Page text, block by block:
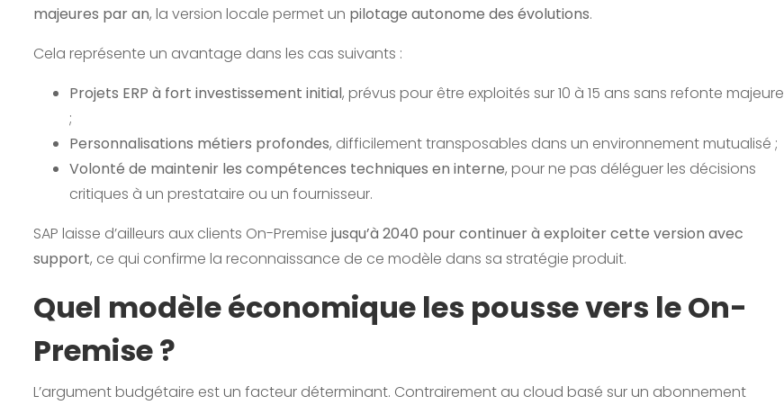
majeures par an, la version locale permet un pilotage autonome des évolutions.
Cela représente un avantage dans les cas suivants :
Projets ERP à fort investissement initial, prévus pour être exploités sur 10 à 15 ans sans refonte majeure
;
Personnalisations métiers profondes, difficilement transposables dans un environnement mutualisé ;
Volonté de maintenir les compétences techniques en interne, pour ne pas déléguer les décisions
critiques à un prestataire ou un fournisseur.
SAP laisse d’ailleurs aux clients On-Premise jusqu’à 2040 pour continuer à exploiter cette version avec
support, ce qui confirme la reconnaissance de ce modèle dans sa stratégie produit.
Quel modèle économique les pousse vers le On-
Premise ?
L’argument budgétaire est un facteur déterminant. Contrairement au cloud basé sur un abonnement